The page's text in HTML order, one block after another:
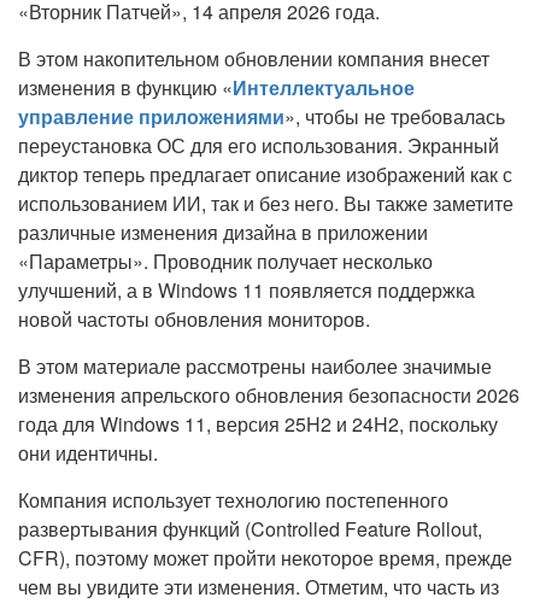
«Вторник Патчей», 14 апреля 2026 года.
В этом накопительном обновлении компания внесет
изменения в функцию «Интеллектуальное
управление приложениями», чтобы не требовалась
переустановка ОС для его использования. Экранный
диктор теперь предлагает описание изображений как с
использованием ИИ, так и без него. Вы также заметите
различные изменения дизайна в приложении
«Параметры». Проводник получает несколько
улучшений, а в Windows 11 появляется поддержка
новой частоты обновления мониторов.
В этом материале рассмотрены наиболее значимые
изменения апрельского обновления безопасности 2026
года для Windows 11, версия 25H2 и 24H2, поскольку
они идентичны.
Компания использует технологию постепенного
развертывания функций (Controlled Feature Rollout,
CFR), поэтому может пройти некоторое время, прежде
чем вы увидите эти изменения. Отметим, что часть из